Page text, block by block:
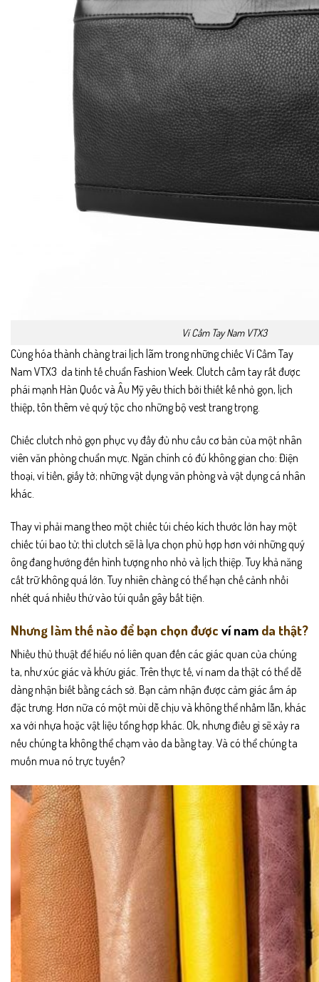
Ví Cầm Tay Nam VTX3
Cùng hóa thành chàng trai lịch lãm trong những chiếc Ví Cầm Tay
Nam VTX3 da tinh tế chuẩn Fashion Week. Clutch cầm tay rất được
phái mạnh Hàn Quốc và Âu Mỹ yêu thích bởi thiết kế nhỏ gọn, lịch
thiệp, tôn thêm vẻ quý tộc cho những bộ vest trang trọng.
Chiếc clutch nhỏ gọn phục vụ đầy đủ nhu cầu cơ bản của một nhân
viên văn phòng chuẩn mực. Ngăn chính có đú không gian cho: Điện
thoại, ví tiền, giấy tờ; những vật dụng văn phòng và vật dụng cá nhân
khác.
Thay vì phải mang theo một chiếc túi chéo kích thước lớn hay một
chiếc túi bao tử; thì clutch sẽ là lựa chọn phù hợp hơn với những quý
ông đang hướng đến hình tượng nho nhỏ và lịch thiệp. Tuy khả năng
cất trữ không quá lớn. Tuy nhiên chàng có thể hạn chế cảnh nhồi
nhét quá nhiều thứ vào túi quần gây bất tiện.
Nhưng làm thế nào để bạn chọn được ví nam da thật?
Nhiều thủ thuật để hiểu nó liên quan đến các giác quan của chúng
ta, như xúc giác và khứu giác. Trên thực tế, ví nam da thật có thể dễ
dàng nhận biết bằng cách sờ. Bạn cảm nhận được cảm giác ấm áp
đặc trưng. Hơn nữa có một mùi dễ chịu và không thể nhầm lẫn, khác
xa với nhựa hoặc vật liệu tổng hợp khác. Ok, nhưng điều gì sẽ xảy ra
nếu chúng ta không thể chạm vào da bằng tay. Và có thể chúng ta
muốn mua nó trực tuyến?